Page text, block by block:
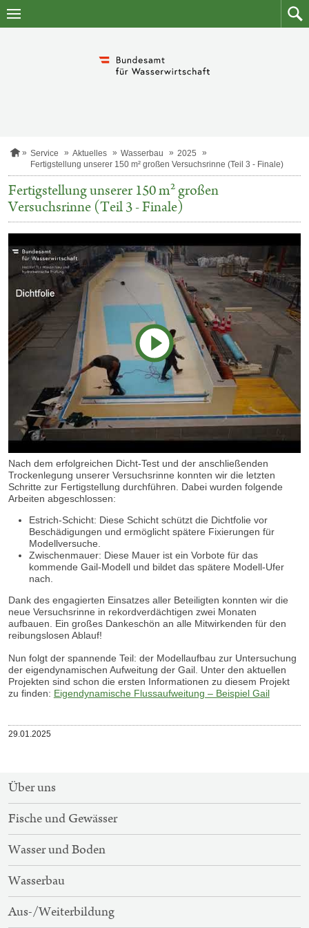
Zum
Zum
S
a
r
t
s
e
Service Aktuelles Wasserbau
2025
Fertigstellung unserer 150 m² großen Versuchsrinne (Teil 3 - Finale)
Fertigstellung unserer 150 m² großen
Versuchsrinne (Teil 3 - Finale)
Video
abspielen
Nach dem erfolgreichen Dicht-Test und der anschließenden
Trockenlegung unserer Versuchsrinne konnten wir die letzten
Schritte zur Fertigstellung durchführen. Dabei wurden folgende
Arbeiten abgeschlossen:
Estrich-Schicht: Diese Schicht schützt die Dichtfolie vor
Beschädigungen und ermöglicht spätere Fixierungen für
Modellversuche.
Zwischenmauer: Diese Mauer ist ein Vorbote für das
kommende Gail-Modell und bildet das spätere Modell-Ufer
nach.
Dank des engagierten Einsatzes aller Beteiligten konnten wir die
neue Versuchsrinne in rekordverdächtigen zwei Monaten
aufbauen. Ein großes Dankeschön an alle Mitwirkenden für den
reibungslosen Ablauf!
Nun folgt der spannende Teil: der Modellaufbau zur Untersuchung
der eigendynamischen Aufweitung der Gail. Unter den aktuellen
Projekten sind schon die ersten Informationen zu diesem Projekt
zu finden: Eigendynamische Flussaufweitung – Beispiel Gail
Veröffentlicht
29.01.2025
SITEMAP-
NAVIGATION
Über uns
Fische und Gewässer
Wasser und Boden
Wasserbau
Aus-/Weiterbildung